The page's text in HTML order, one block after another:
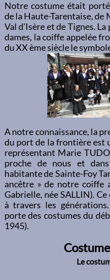
Notre costume était
de la Haute-Tarentaise, de
Val d’Isère et de Tignes.
dames, la coiffe appelée
du XX ème siècle le
A notre connaissance, la
du port de la frontière est
représentant Marie
proche de nous et
habitante de Sainte-Foy
ancêtre » de notre coiffe
Gabrielle, née SALLIN).
à travers les
porte des costumes du
1945).
Le